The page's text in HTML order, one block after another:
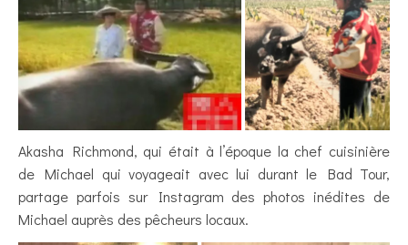
Akasha Richmond, qui était à l’époque la chef cuisinière
de Michael qui voyageait avec lui durant le Bad Tour,
partage parfois sur Instagram des photos inédites de
Michael auprès des pêcheurs locaux.